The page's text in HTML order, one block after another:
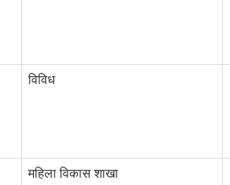
विविध
महिला विकास शाखा